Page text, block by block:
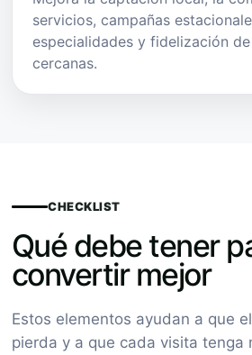
servicios, campañas
especialidades y fidelización
cercanas.
CHECKLIST
Qué debe tener
convertir mejor
Estos elementos ayudan a que
pierda y a que cada visita tenga